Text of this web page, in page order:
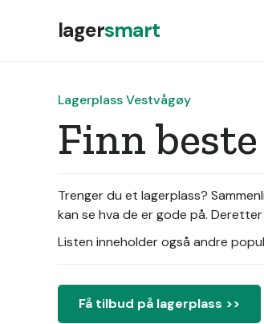
lagersmart
Lagerplass Vestvågøy
Finn
Trenger du et lagerplass?
kan se hva de er gode på.
Listen inneholder også andre
Få tilbud på lagerplass >>